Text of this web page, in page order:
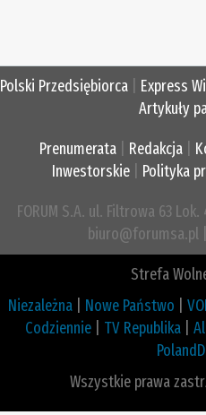
Polski Przedsiębiorca Express
Artykuły
Prenumerata Redakcja
Inwestorskie| Polityka
FORUM S.A. ul. Filtrowa 63
biuro@forumsa.pl
Strefa
Niezależna
Nowe Państwo
Codziennie
TV Republika
Wszystkie prawa